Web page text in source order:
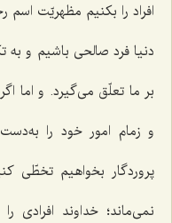
افراد را بکنیم مظهریّت
دنیا فرد صالحی باشیم و به
بر ما تعلّق می‌گیرد. و اما
و زمام امور خود را
پروردگار بخواهیم تخطّی
نمی‌ماند؛ خداوند